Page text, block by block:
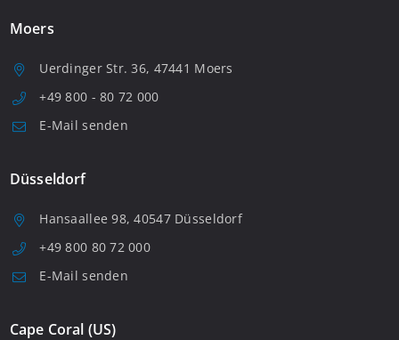
Moers
Uerdinger Str. 36, 47441 Moers
+49 800 - 80 72 000
E-Mail senden
Düsseldorf
Hansaallee 98, 40547 Düsseldorf
+49 800 80 72 000
E-Mail senden
Cape Coral (US)